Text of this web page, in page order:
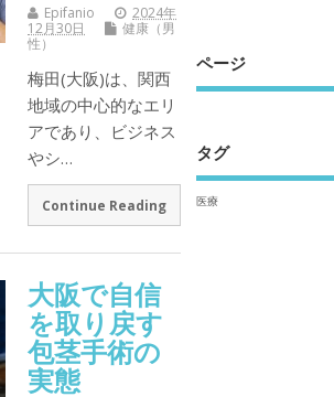
Epifanio
2024年
12月30日
健康（男
性）
梅田(大阪)は、関西
地域の中心的なエリ
アであり、ビジネス
やシ…
Continue Reading
大阪で自信
を取り戻す
包茎手術の
実態
ページ
タグ
医療